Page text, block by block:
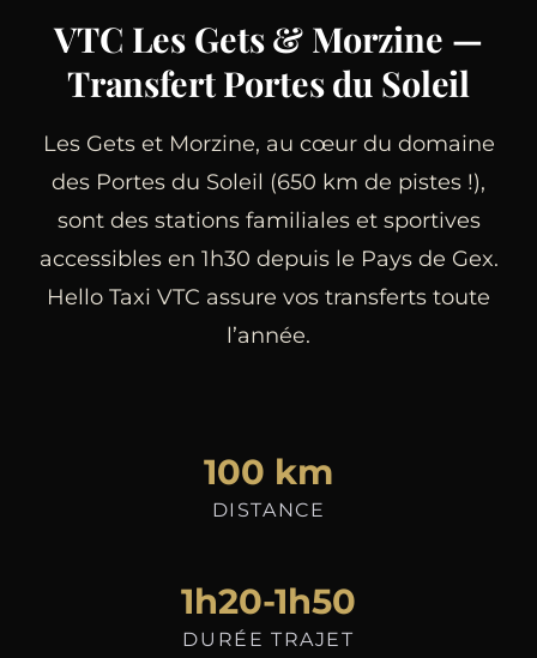
VTC Les Gets & Morzine —
Transfert Portes du Soleil
Les Gets et Morzine, au cœur du domaine
des Portes du Soleil (650 km de pistes !),
sont des stations familiales et sportives
accessibles en 1h30 depuis le Pays de Gex.
Hello Taxi VTC assure vos transferts toute
l’année.
100 km
DISTANCE
1h20-1h50
DURÉE TRAJET